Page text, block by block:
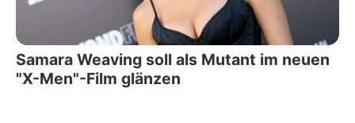
Samara Weaving soll als Mutant im neuen
"X-Men"-Film glänzen